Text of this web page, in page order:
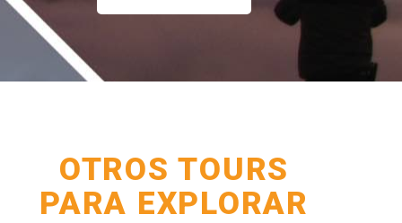
OTROS TOURS
PARA EXPLORAR